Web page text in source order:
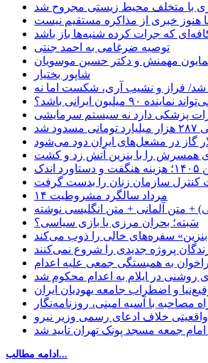
با متخلف محیط زیستی مجروح شد
خبری از مذاکره مستقیم نیست
که جرات کرده شنبه‌ها باز باشد
توصیه ضرغامی به احمد جنتی
همایون مهمنش و دکتر حسین موسویان
شاپور بختیار
ایرانی باشد؟
پزشکی دارد نه سیستم سرمایشی
گاز در مشعل‌های ایران دود می‌شود
همسرش را با بنزین آتش زد و کشت
۱۴ مرداد سالگرد مشروطیت
+ متن آلمانی + متن انگلیسی نوشته
سَبته؛ بحران مرزی یا بازی سیاسی؟
به همبستگی جمعی علیه اعدام
روشنی در ایلام به اعدام محکوم شد
و اضطراب جامعه یهودیان ایران
خلاف ادعای رسمی وزیر نیرو
جمعه مسجد پونک تهران تایید شد
ادامه مطالب...